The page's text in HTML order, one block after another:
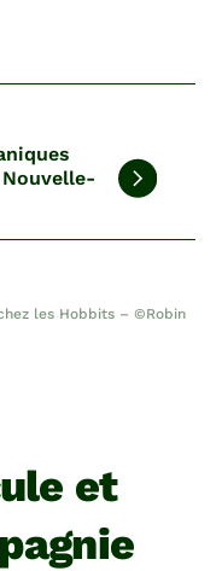
Nouvelle-
les Hobbits – ©Robin
et